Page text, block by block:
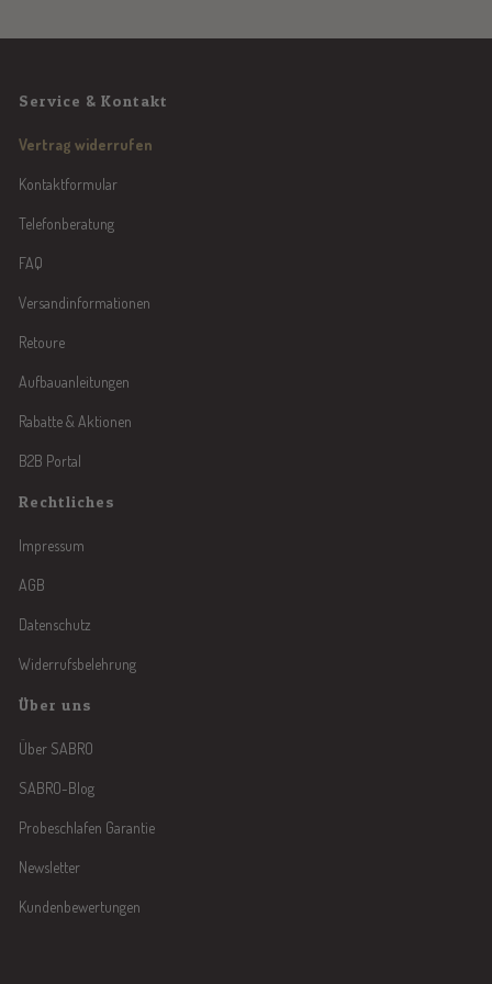
Service & Kontakt
Vertrag widerrufen
Kontaktformular
Telefonberatung
FAQ
Versandinformationen
Retoure
Aufbauanleitungen
Rabatte & Aktionen
B2B Portal
Rechtliches
Impressum
AGB
Datenschutz
Widerrufsbelehrung
Über uns
Über SABRO
SABRO-Blog
Probeschlafen Garantie
Newsletter
Kundenbewertungen